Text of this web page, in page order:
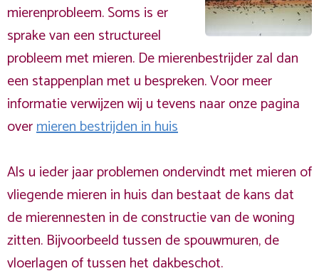
mierenprobleem. Soms is er
sprake van een structureel
probleem met mieren. De mierenbestrijder zal dan
een stappenplan met u bespreken. Voor meer
informatie verwijzen wij u tevens naar onze pagina
overmieren bestrijden in huis
Als u ieder jaar problemen ondervindt met mieren of
vliegende mieren in huis dan bestaat de kans dat
de mierennesten in de constructie van de woning
zitten. Bijvoorbeeld tussen de spouwmuren, de
vloerlagen of tussen het dakbeschot.